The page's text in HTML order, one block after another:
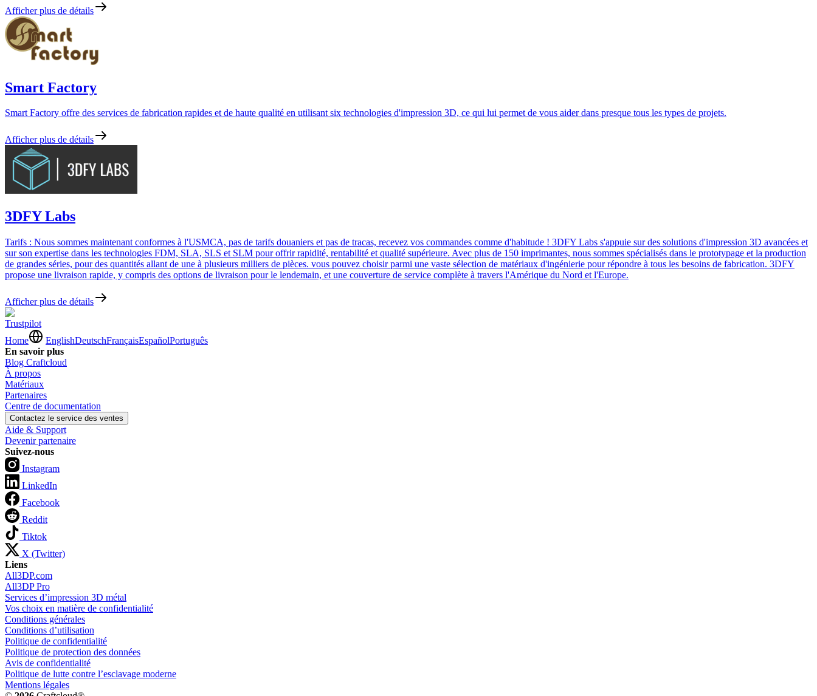
Afficher plus de détails
Smart Factory
Smart Factory offre des services de fabrication rapides et de haute qualité en utilisant six technologies d'impression 3D, ce qui lui permet de vous aider dans presque tous les types de projets.
Afficher plus de détails
3DFY Labs
Tarifs : Nous sommes maintenant conformes à l'USMCA, pas de tarifs douaniers et pas de tracas, recevez vos commandes comme d'habitude ! 3DFY Labs s'appuie sur des solutions d'impression 3D avancées et
sur son expertise dans les technologies FDM, SLA, SLS et SLM pour offrir rapidité, rentabilité et qualité supérieure. Avec plus de 150 imprimantes, nous sommes spécialisés dans le prototypage et la production
de grandes séries, pour des quantités allant de une à plusieurs milliers de pièces. vous pouvez choisir parmi une vaste sélection de matériaux d'ingénierie pour répondre à tous les besoins de fabrication. 3DFY
propose une livraison rapide, y compris des options de livraison pour le lendemain, et une couverture de service complète à travers l'Amérique du Nord et l'Europe.
Afficher plus de détails
Trustpilot
Home
EnglishDeutschFrançaisEspañolPortuguês
En savoir plus
Blog Craftcloud
À propos
Matériaux
Partenaires
Centre de documentation
Contactez le service des ventes
Aide & Support
Devenir partenaire
Suivez-nous
Instagram
LinkedIn
Facebook
Reddit
Tiktok
X (Twitter)
Liens
All3DP.com
All3DP Pro
Services d’impression 3D métal
Vos choix en matière de confidentialité
Conditions générales
Conditions d’utilisation
Politique de confidentialité
Politique de protection des données
Avis de confidentialité
Politique de lutte contre l’esclavage moderne
Mentions légales